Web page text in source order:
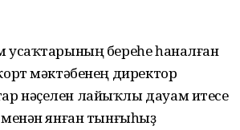
усаҡтарының береһе һаналған
мәктәбенең директор
нәҫелен лайыҡлы дауам итеүсе
янған тынғыһыҙ